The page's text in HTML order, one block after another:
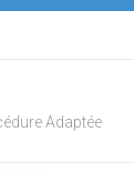
Adaptée